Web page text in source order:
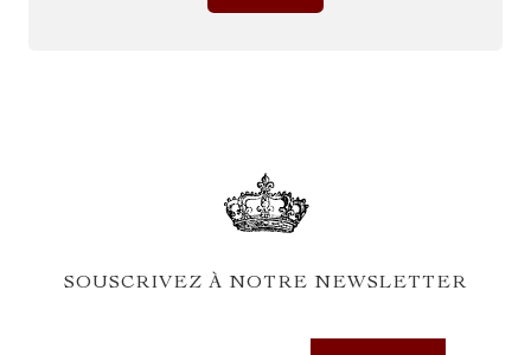
SOUSCRIVEZ À NOTRE NEWSLETTER